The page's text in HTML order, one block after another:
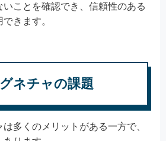
ことを確認でき、信頼性のある
きます。
ネチャの課題
多くのメリットがある一方で、